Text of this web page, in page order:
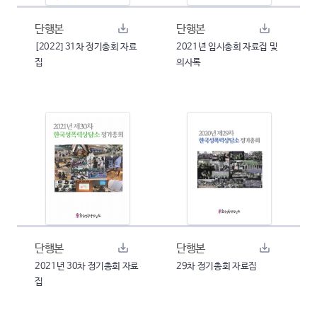
단행본
[2022] 31차 정기총회 자료
집
단행본
2021년 임시총회 자료집 및
의사록
단행본
2021년 30차 정기총회 자료
집
단행본
29차 정기총회 자료집